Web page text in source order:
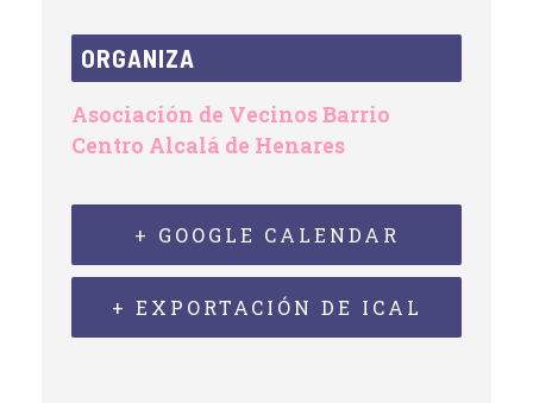
ORGANIZA
Asociación de Vecinos Barrio
Centro Alcalá de Henares
+ GOOGLE CALENDAR
+ EXPORTACIÓN DE ICAL